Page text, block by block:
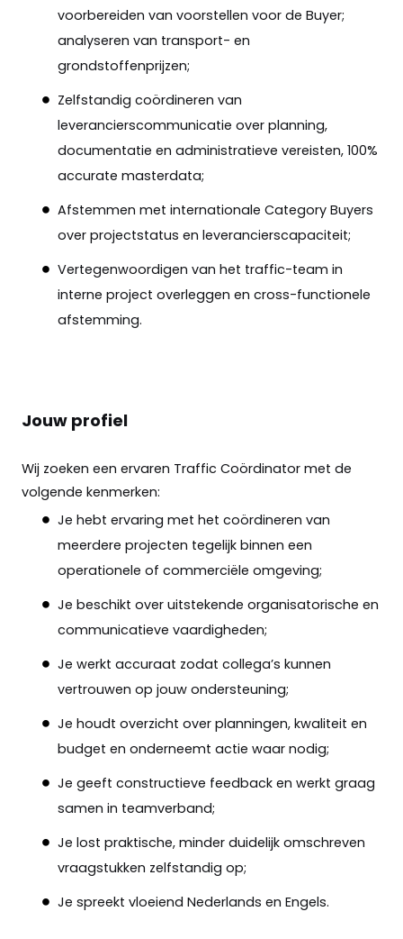
voorbereiden van voorstellen voor de Buyer;
analyseren van transport- en
grondstoffenprijzen;
Zelfstandig coördineren van
leverancierscommunicatie over planning,
documentatie en administratieve vereisten, 100%
accurate masterdata;
Afstemmen met internationale Category Buyers
over projectstatus en leverancierscapaciteit;
Vertegenwoordigen van het traffic-team in
interne project overleggen en cross-functionele
afstemming.
Jouw profiel
Wij zoeken een ervaren Traffic Coördinator met de
volgende kenmerken:
Je hebt ervaring met het coördineren van
meerdere projecten tegelijk binnen een
operationele of commerciële omgeving;
Je beschikt over uitstekende organisatorische en
communicatieve vaardigheden;
Je werkt accuraat zodat collega’s kunnen
vertrouwen op jouw ondersteuning;
Je houdt overzicht over planningen, kwaliteit en
budget en onderneemt actie waar nodig;
Je geeft constructieve feedback en werkt graag
samen in teamverband;
Je lost praktische, minder duidelijk omschreven
vraagstukken zelfstandig op;
Je spreekt vloeiend Nederlands en Engels.